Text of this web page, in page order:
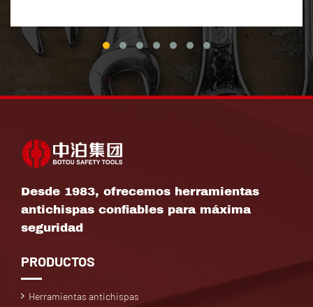
Desde 1983, ofrecemos herramientas
antichispas confiables para máxima
seguridad
PRODUCTOS
Herramientas antichispas